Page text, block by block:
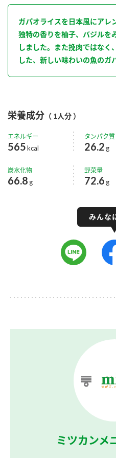
ガパオライスを日本風にアレ
独特の香りを柚子、バジルを
しました。また挽肉ではなく
した、新しい味わいの魚のガ
栄養成分 （ 1人分 ）
エネルギー
565kcal
タンパク質
26.2 g
炭水化物
66.8 g
野菜量
72.6 g
ミツカンメ